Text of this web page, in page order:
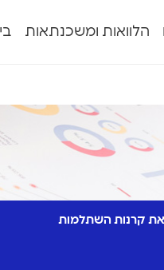
הלוואות ומשכנתאות
קרנות השתלמות